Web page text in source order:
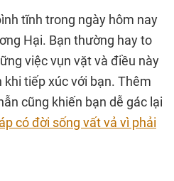
tĩnh trong ngày hôm nay
Hại. Bạn thường hay to
việc vụn vặt và điều này
tiếp xúc với bạn. Thêm
cũng khiến bạn dễ gác lại
có đời sống vất vả vì phải